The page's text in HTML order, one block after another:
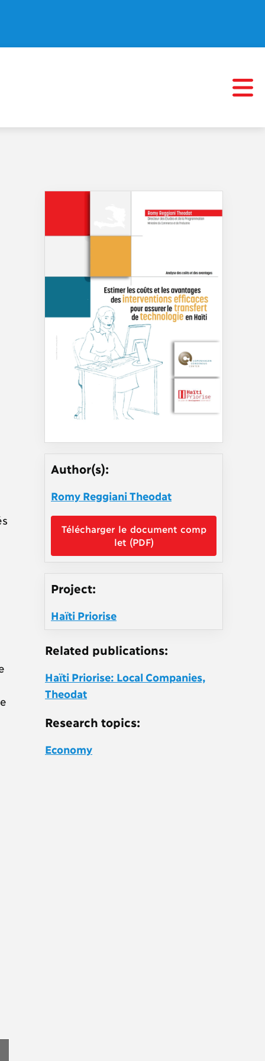
Author(s):
Romy Reggiani Theodat
Télécharger le document comp
let (PDF)
Project:
Haïti Priorise
Related publications:
Haïti Priorise: Local Companies,
Theodat
Research topics:
Economy